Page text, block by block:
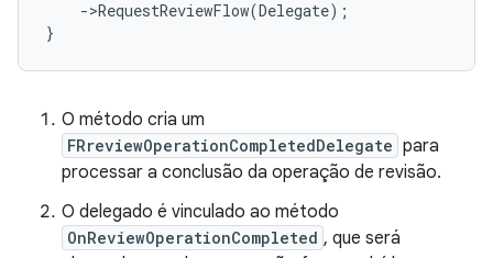
->RequestReviewFlow(Delegate);
}
O método cria um
FRreviewOperationCompletedDelegate para
processar a conclusão da operação de revisão.
O delegado é vinculado ao método
OnReviewOperationCompleted , que será